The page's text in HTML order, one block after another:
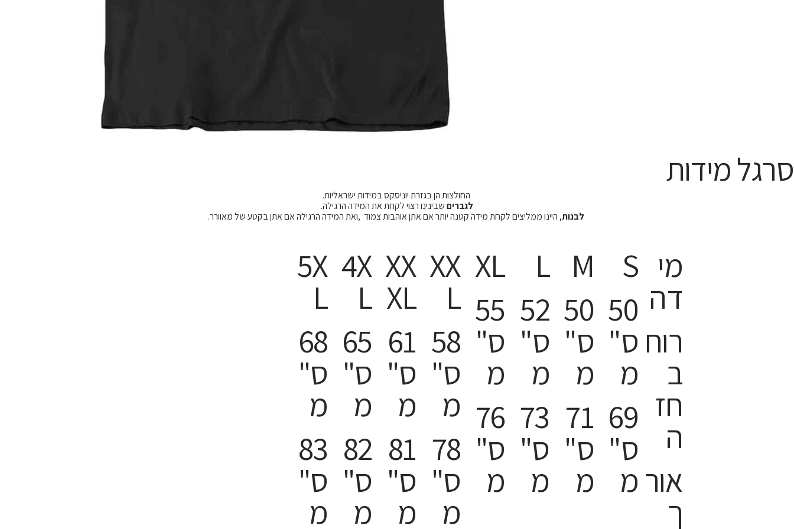
סרגל מידות
החולצות הן בגזרת יוניסקס במידות ישראליות.
לגבריםשבינינו רצוי לקחת את המידה הרגילה.
לבנות, היינו ממליצים לקחת מידה קטנה יותר אם אתן אוהבות צמוד ,ואת המידה הרגילה אם אתן בקטע של מאוורר.
5X
L
68
ס"
מ
83
ס"
מ
4X
L
65
ס"
מ
82
ס"
מ
XX
XL
61
ס"
מ
81
ס"
מ
XX
L
58
ס"
מ
78
ס"
מ
XL
55
ס"
מ
76
ס"
מ
L
52
ס"
מ
73
ס"
מ
M
50
ס"
מ
71
ס"
מ
S
50
ס"
מ
69
ס"
מ
מי
דה
רוח
ב
חז
ה
אור
ך